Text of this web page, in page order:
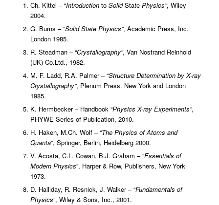
Ch. Kittel – “Introductionto SolidState Physics”, Wiley
2004.
G. Burns – “Solid State Physics”, Academic Press, Inc.
London 1985.
R. Steadman – “Crystallography”, Van Nostrand Reinhold
(UK) Co.Ltd., 1982.
M. F. Ladd, R.A. Palmer – “Structure Determination by X-ray
Crystallography”, Plenum Press. New York and London
1985.
K. Hermbecker – Handbook “Physics X-ray Experiments”,
PHYWE-Series of Publication, 2010.
H. Haken, M.Ch. Wolf – “The Physics of Atoms and
Quanta”, Springer, Berlin, Heidelberg 2000.
V. Acosta, C.L. Cowan, B.J. Graham – “Essentials of
Modern Physics”, Harper & Row, Publishers, New York
1973.
D. Halliday, R. Resnick, J. Walker – “Fundamentals of
Physics”, Wiley & Sons, Inc., 2001.